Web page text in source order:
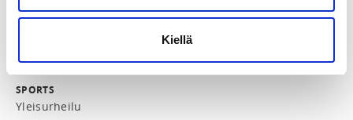
Kiellä
SPORTS
Yleisurheilu